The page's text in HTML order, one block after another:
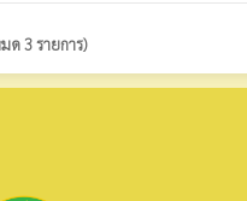
ด 3 รายการ)